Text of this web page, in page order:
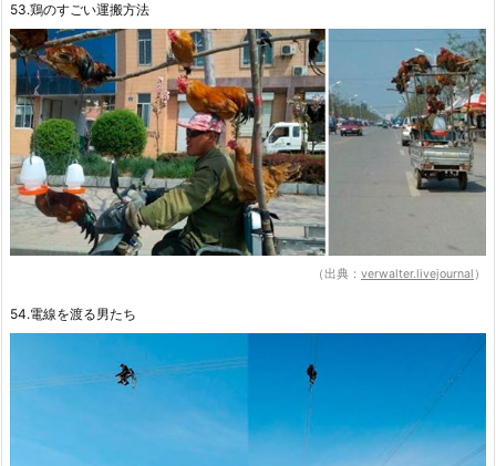
53.鶏のすごい運搬方法
（出典： verwalter.livejournal ）
54.電線を渡る男たち